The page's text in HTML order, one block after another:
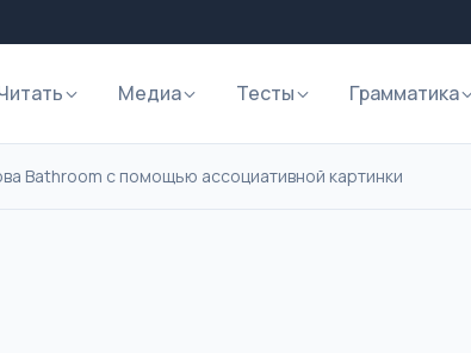
Медиа Тесты Грамматика
Bathroom с помощью ассоциативной картинки